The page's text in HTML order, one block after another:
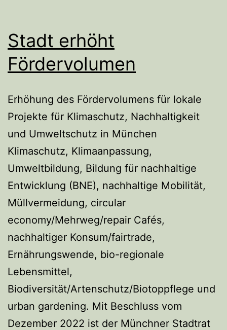
Stadt erhöht
Fördervolumen
Erhöhung des Fördervolumens für lokale
Projekte für Klimaschutz, Nachhaltigkeit
und Umweltschutz in München
Klimaschutz, Klimaanpassung,
Umweltbildung, Bildung für nachhaltige
Entwicklung (BNE), nachhaltige Mobilität,
Müllvermeidung, circular
economy/Mehrweg/repair Cafés,
nachhaltiger Konsum/fairtrade,
Ernährungswende, bio-regionale
Lebensmittel,
Biodiversität/Artenschutz/Biotoppflege und
urban gardening. Mit Beschluss vom
Dezember 2022 ist der Münchner Stadtrat